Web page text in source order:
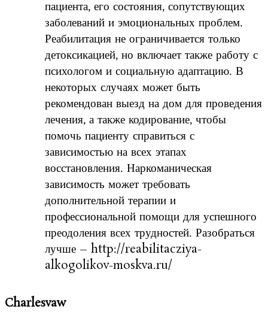
пациента, его состояния, сопутствующих
заболеваний и эмоциональных проблем.
Реабилитация не ограничивается только
детоксикацией, но включает также работу с
психологом и социальную адаптацию. В
некоторых случаях может быть
рекомендован выезд на дом для проведения
лечения, а также кодирование, чтобы
помочь пациенту справиться с
зависимостью на всех этапах
восстановления. Наркоманическая
зависимость может требовать
дополнительной терапии и
профессиональной помощи для успешного
преодоления всех трудностей. Разобраться
лучше – http://reabilitacziya-
alkogolikov-moskva.ru/
Charlesvaw